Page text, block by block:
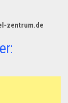
zentrum.de